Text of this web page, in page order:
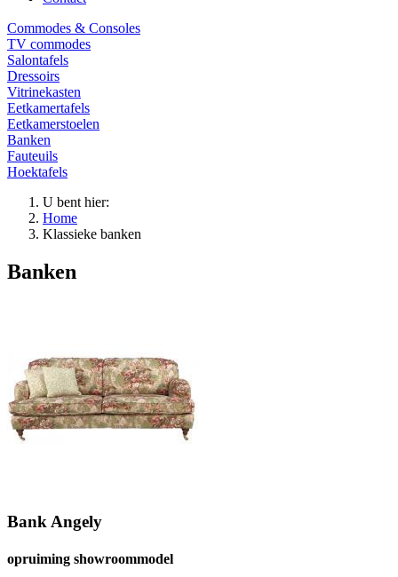
Commodes & Consoles
TV commodes
Salontafels
Dressoirs
Vitrinekasten
Eetkamertafels
Eetkamerstoelen
Banken
Fauteuils
Hoektafels
U bent hier:
Home
Klassieke banken
Banken
Bank Angely
opruiming showroommodel